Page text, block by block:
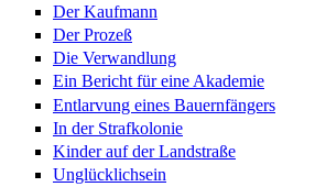
Der Kaufmann
Der Prozeß
Die Verwandlung
Ein Bericht für eine Akademie
Entlarvung eines Bauernfängers
In der Strafkolonie
Kinder auf der Landstraße
Unglücklichsein